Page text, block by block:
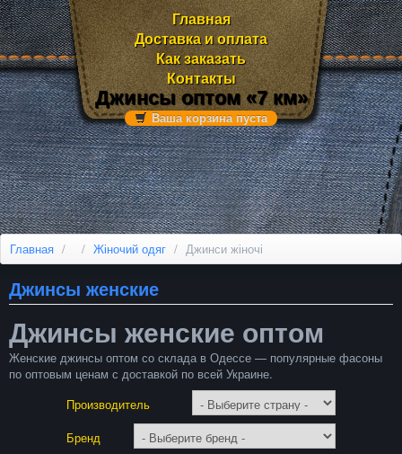
Главная
Доставка и оплата
Джинсы оптом «7 км»
Ваша корзина пуста
Как заказать
Контакты
Главная / / Жіночий одяг / Джинси жіночі
Джинсы женские
Джинсы женские оптом
Женские джинсы оптом со склада в Одессе — популярные фасоны
по оптовым ценам с доставкой по всей Украине.
Производитель
Бренд